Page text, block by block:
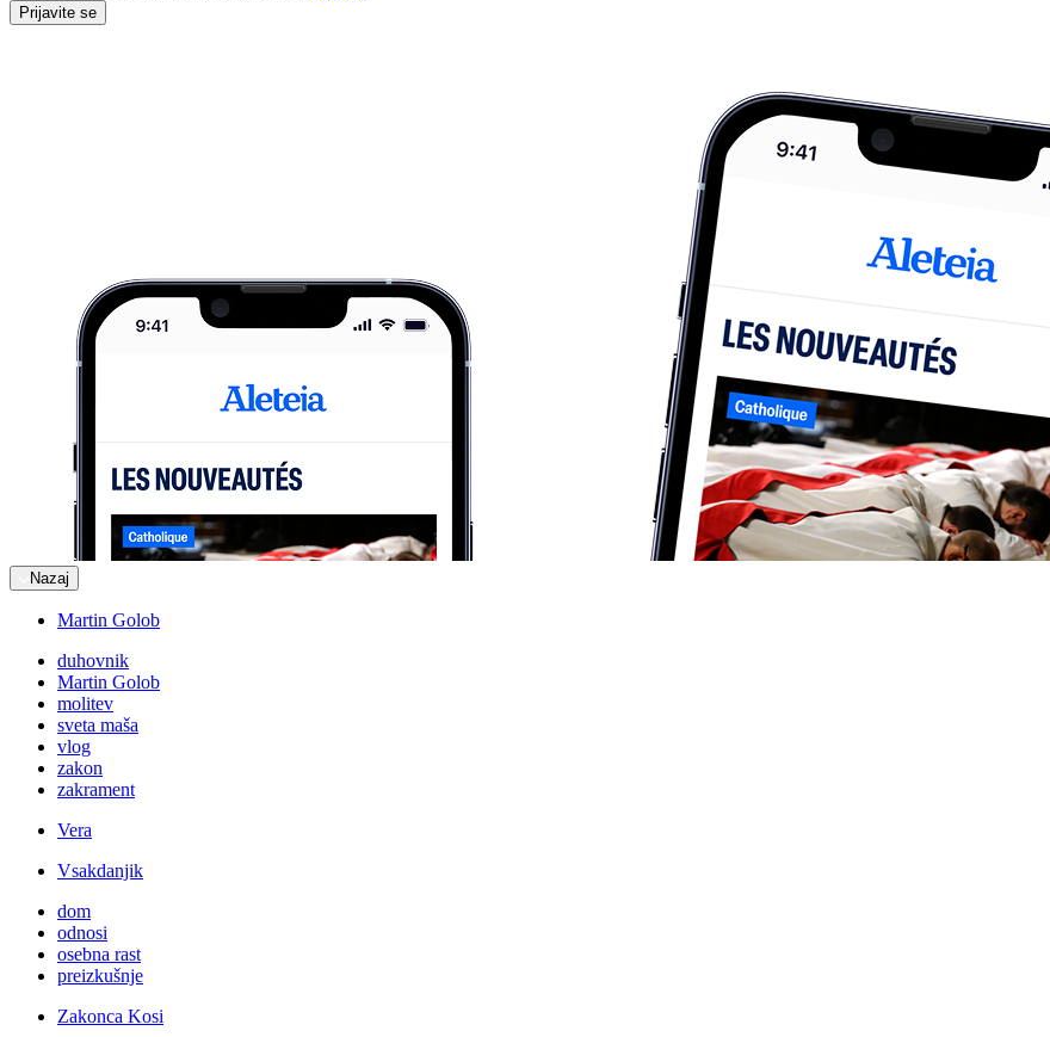
Prijavite se
Nazaj
Martin Golob
duhovnik
Martin Golob
molitev
sveta maša
vlog
zakon
zakrament
Vera
Vsakdanjik
dom
odnosi
osebna rast
preizkušnje
Zakonca Kosi